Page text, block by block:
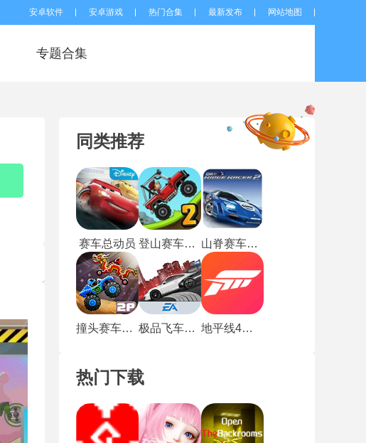
安卓软件 安卓游戏 热门合集 最新发布 网站地图
专题合集
同类推荐
赛车总动员 登山赛车2国际服2026最新版 山脊赛车2安卓版
撞头赛车国际版 极品飞车17最高通缉 地平线4最新版
热门下载